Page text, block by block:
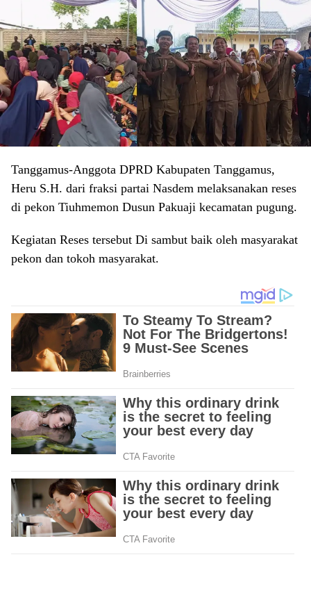
Tanggamus-Anggota DPRD Kabupaten Tanggamus,
Heru S.H. dari fraksi partai Nasdem melaksanakan reses
di pekon Tiuhmemon Dusun Pakuaji kecamatan pugung.
Kegiatan Reses tersebut Di sambut baik oleh masyarakat
pekon dan tokoh masyarakat.